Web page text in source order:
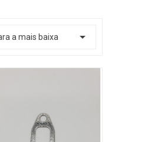
a mais baixa 